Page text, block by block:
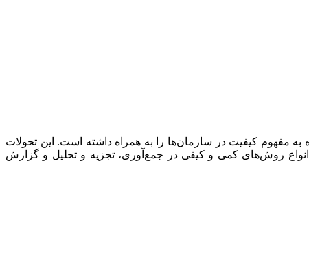
مفهوم کیفیت در سازمان‌ها را به همراه داشته است. این تحولات
از انواع روش‌های کمی و کیفی در جمع‌آوری، تجزیه و تحلیل و گزارش